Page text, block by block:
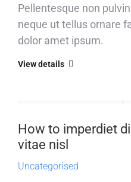
Pellentesque non
neque ut tellus ornare
dolor amet ipsum.
View details
How to imperdiet
vitae nisl
Uncategorised